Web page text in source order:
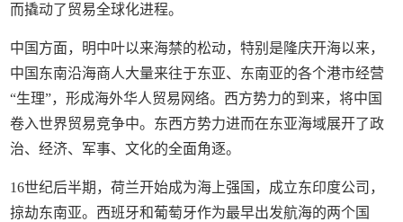
而撬动了贸易全球化进程。
中国方面，明中叶以来海禁的松动，特别是隆庆开海以来，
中国东南沿海商人大量来往于东亚、东南亚的各个港市经营
“生理”，形成海外华人贸易网络。西方势力的到来，将中国
卷入世界贸易竞争中。东西方势力进而在东亚海域展开了政
治、经济、军事、文化的全面角逐。
16世纪后半期，荷兰开始成为海上强国，成立东印度公司，
掠劫东南亚。西班牙和葡萄牙作为最早出发航海的两个国